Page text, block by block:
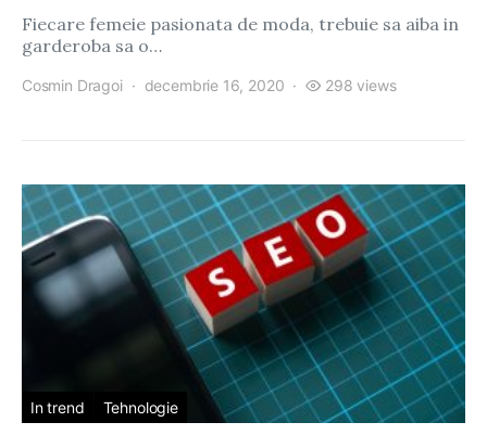
Fiecare femeie pasionata de moda, trebuie sa aiba in
garderoba sa o…
Cosmin Dragoi decembrie 16, 2020 298 views
In trend Tehnologie